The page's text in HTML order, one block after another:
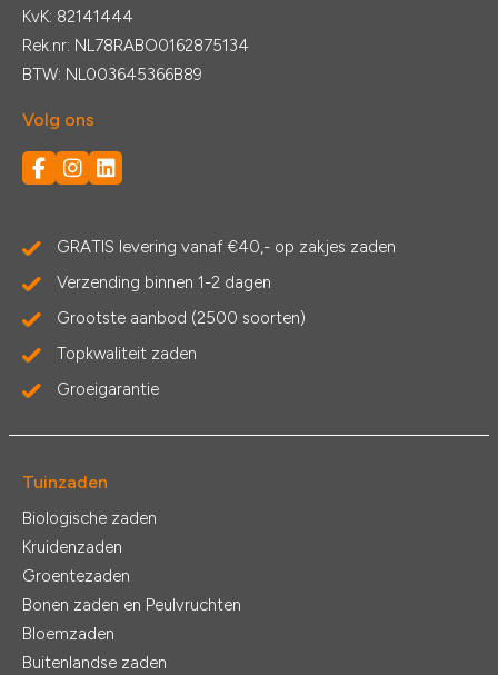
KvK: 82141444
Rek.nr: NL78RABO0162875134
BTW: NL003645366B89
Volg ons
GRATIS levering vanaf €40,- op zakjes zaden
Verzending binnen 1-2 dagen
Grootste aanbod (2500 soorten)
Topkwaliteit zaden
Groeigarantie
Tuinzaden
Biologische zaden
Kruidenzaden
Groentezaden
Bonen zaden en Peulvruchten
Bloemzaden
Buitenlandse zaden